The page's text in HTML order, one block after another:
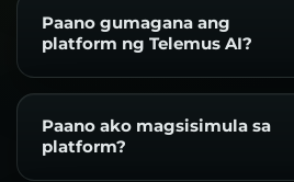
Paano gumagana ang
platform ng Telemus AI?
Paano ako magsisimula sa
platform?